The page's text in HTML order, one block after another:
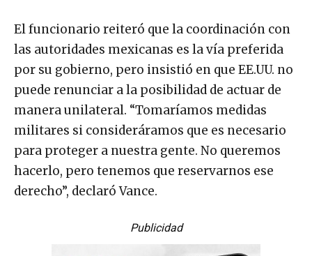
El funcionario reiteró que la coordinación con
las autoridades mexicanas es la vía preferida
por su gobierno, pero insistió en que EE.UU. no
puede renunciar a la posibilidad de actuar de
manera unilateral. “Tomaríamos medidas
militares si consideráramos que es necesario
para proteger a nuestra gente. No queremos
hacerlo, pero tenemos que reservarnos ese
derecho”, declaró Vance.
Publicidad